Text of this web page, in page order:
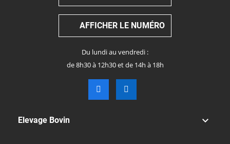
AFFICHER LE NUMÉRO
Du lundi au vendredi :
de 8h30 à 12h30 et de 14h à 18h
Elevage Bovin 